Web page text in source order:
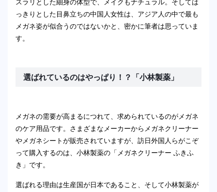
スラリとした細身の体型で、メイクもナチュラル。そしては
っきりとした目鼻立ちの中国人女性は、アジア人の中で最も
メガネ姿が似合うのではないかと、密かに筆者は思っていま
す。
選ばれているのはやっぱり！？「小林製薬」
メガネの需要が高まるにつれて、求められているのがメガネ
のケア用品です。さまざまなメーカーからメガネクリーナー
やメガネシートが販売されていますが、訪日外国人らがこぞ
って購入するのは、小林製薬の「メガネクリーナー ふきふ
き」です。
選ばれる理由は生産国が日本であること、そして小林製薬が